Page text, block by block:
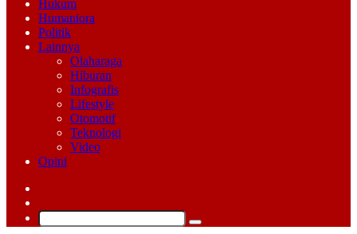
Hukum
Humaniora
Politik
Lainnya
Olaharaga
Hiburan
Infografis
Lifestyle
Otomotif
Teknologi
Video
Opini
skin
Cari